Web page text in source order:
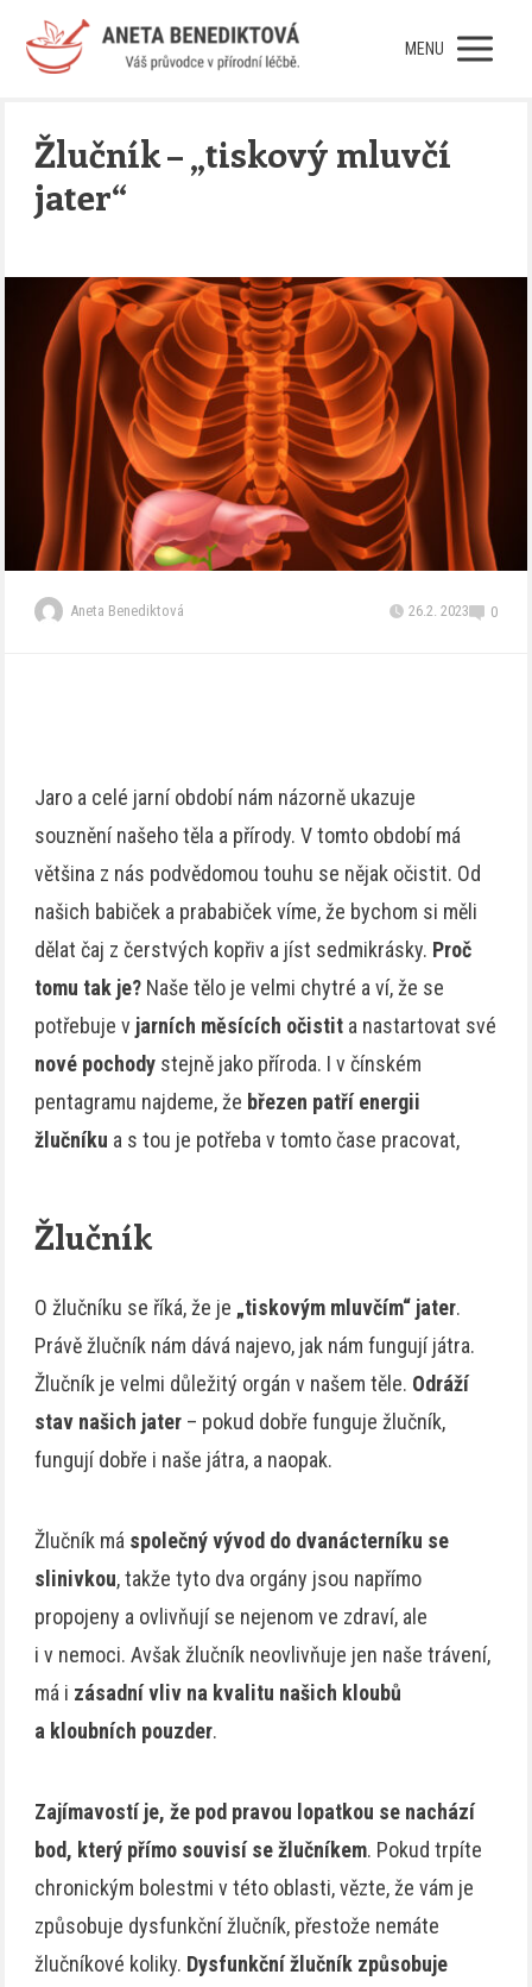
MENU
Žlučník – „tiskový mluvčí
jater“
Aneta Benediktová 26.2. 2023 0
Jaro a celé jarní období nám názorně ukazuje
souznění našeho těla a přírody. V tomto období má
většina z nás podvědomou touhu se nějak očistit. Od
našich babiček a prababiček víme, že bychom si měli
dělat čaj z čerstvých kopřiv a jíst sedmikrásky. Proč
tomu tak je? Naše tělo je velmi chytré a ví, že se
potřebuje v jarních měsících očistit a nastartovat své
nové pochody stejně jako příroda. I v čínském
pentagramu najdeme, že březen patří energii
žlučníku a s tou je potřeba v tomto čase pracovat,
Žlučník
O žlučníku se říká, že je „tiskovým mluvčím“ jater.
Právě žlučník nám dává najevo, jak nám fungují játra.
Žlučník je velmi důležitý orgán v našem těle. Odráží
stav našich jater – pokud dobře funguje žlučník,
fungují dobře i naše játra, a naopak.
Žlučník má společný vývod do dvanácterníku se
slinivkou, takže tyto dva orgány jsou napřímo
propojeny a ovlivňují se nejenom ve zdraví, ale
i v nemoci. Avšak žlučník neovlivňuje jen naše trávení,
má i zásadní vliv na kvalitu našich kloubů
a kloubních pouzder.
Zajímavostí je, že pod pravou lopatkou se nachází
bod, který přímo souvisí se žlučníkem. Pokud trpíte
chronickým bolestmi v této oblasti, vězte, že vám je
způsobuje dysfunkční žlučník, přestože nemáte
žlučníkové koliky. Dysfunkční žlučník způsobuje